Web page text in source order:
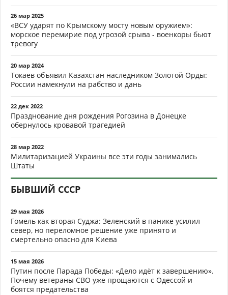
26 мар 2025
«ВСУ ударят по Крымскому мосту новым оружием»:
морское перемирие под угрозой срыва - военкоры бьют
тревогу
20 мар 2024
Токаев объявил Казахстан наследником Золотой Орды:
России намекнули на рабство и дань
22 дек 2022
Празднование дня рождения Рогозина в Донецке
обернулось кровавой трагедией
28 мар 2022
Милитаризацией Украины все эти годы занимались
Штаты
БЫВШИЙ СССР
29 мая 2026
Гомель как вторая Суджа: Зеленский в панике усилил
север, но переломное решение уже принято и
смертельно опасно для Киева
15 мая 2026
Путин после Парада Победы: «Дело идёт к завершению».
Почему ветераны СВО уже прощаются с Одессой и
боятся предательства